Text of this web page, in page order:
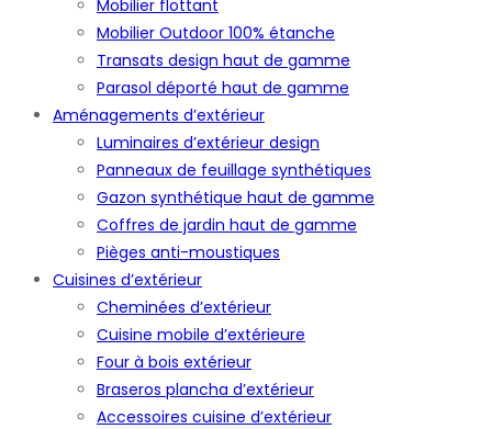
Mobilier flottant
Mobilier Outdoor 100% étanche
Transats design haut de gamme
Parasol déporté haut de gamme
Aménagements d’extérieur
Luminaires d’extérieur design
Panneaux de feuillage synthétiques
Gazon synthétique haut de gamme
Coffres de jardin haut de gamme
Pièges anti-moustiques
Cuisines d’extérieur
Cheminées d’extérieur
Cuisine mobile d’extérieure
Four à bois extérieur
Braseros plancha d’extérieur
Accessoires cuisine d’extérieur